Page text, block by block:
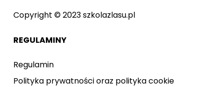
Copyright © 2023 szkolazlasu.pl
REGULAMINY
Regulamin
Polityka prywatności oraz polityka cookie